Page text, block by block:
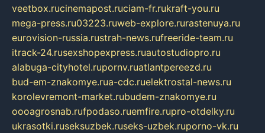
veetbox.rucinemapost.ruciam-fr.rukraft-you.ru
mega-press.ru03223.ruweb-explore.rurastenuya.ru
eurovision-russia.rustrah-news.rufreeride-team.ru
itrack-24.rusexshopexpress.ruautostudiopro.ru
alabuga-cityhotel.rupornv.ruatlantpereezd.ru
bud-em-znakomye.rua-cdc.ruelektrostal-news.ru
korolevremont-market.rubudem-znakomye.ru
oooagrosnab.rufpodaso.ruemfire.rupro-otdelky.ru
ukrasotki.ruseksuzbek.ruseks-uzbek.ruporno-vk.ru